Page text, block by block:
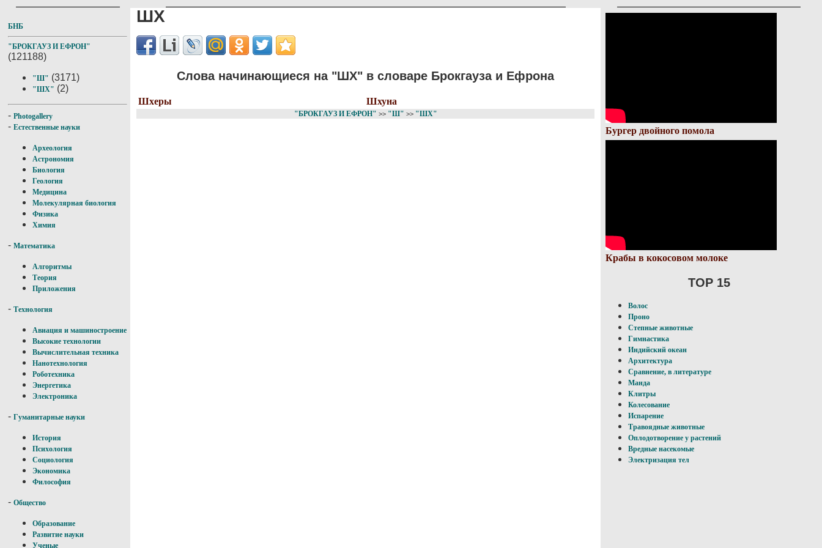
БНБ
"БРОКГАУЗ И ЕФРОН"
(121188)
"Ш" (3171)
"ШХ" (2)
- Photogallery
- Естественные науки
Археология
Астрономия
Биология
Геология
Медицина
Молекулярная биология
Физика
Химия
- Математика
Алгоритмы
Теория
Приложения
- Технология
Авиация и машиностроение
Высокие технологии
Вычислительная техника
Нанотехнология
Роботехника
Энергетика
Электроника
- Гуманитарные науки
История
Психология
Социология
Экономика
Философия
- Общество
Образование
Развитие науки
Ученые
ШХ
Слова начинающиеся на "ШХ" в словаре Брокгауза и Ефрона
Шхеры Шхуна
"БРОКГАУЗ И ЕФРОН" >> "Ш" >> "ШХ"
Бургер двойного помола
Крабы в кокосовом молоке
TOP 15
Волос
Проно
Степные животные
Гимнастика
Индийский океан
Архитектура
Сравнение, в литературе
Манда
Клитры
Колесование
Испарение
Травоядные животные
Оплодотворение у pacтений
Вредные насекомые
Электризация тел